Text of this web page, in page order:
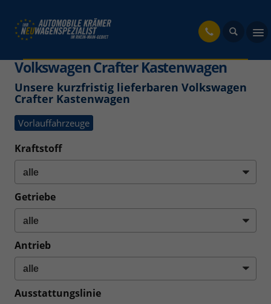
Volkswagen Crafter Kastenwagen
Unsere kurzfristig lieferbaren Volkswagen
Crafter Kastenwagen
Vorlauffahrzeuge
Kraftstoff
Getriebe
Antrieb
Ausstattungslinie